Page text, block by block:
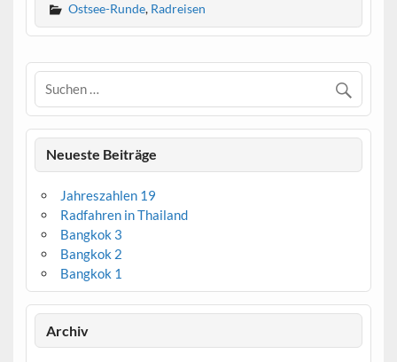
Ostsee-Runde, Radreisen
Neueste Beiträge
Jahreszahlen 19
Radfahren in Thailand
Bangkok 3
Bangkok 2
Bangkok 1
Archiv